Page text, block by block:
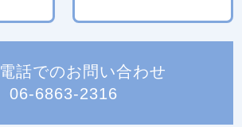
電話でのお問い合わせ
06-6863-2316